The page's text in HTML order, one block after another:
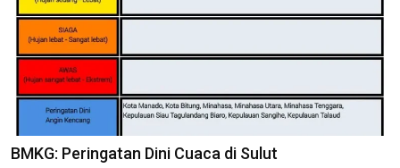
BMKG: Peringatan Dini Cuaca di Sulut